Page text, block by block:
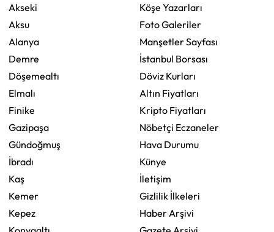
Akseki
Aksu
Alanya
Demre
Döşemealtı
Elmalı
Finike
Gazipaşa
Gündoğmuş
İbradı
Kaş
Kemer
Kepez
Köşe Yazarları
Foto Galeriler
Manşetler Sayfası
İstanbul Borsası
Döviz Kurları
Altın Fiyatları
Kripto Fiyatları
Nöbetçi Eczaneler
Hava Durumu
Künye
İletişim
Gizlilik İlkeleri
Haber Arşivi